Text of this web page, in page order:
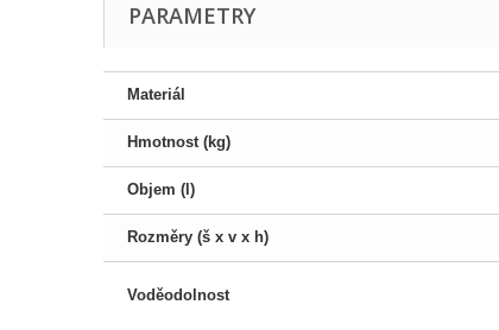
PARAMETRY
Materiál
Hmotnost (kg)
Objem (l)
Rozměry (š x v x h)
Voděodolnost